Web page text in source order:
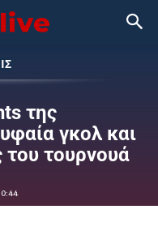
της
γκολ και
τουρνουά